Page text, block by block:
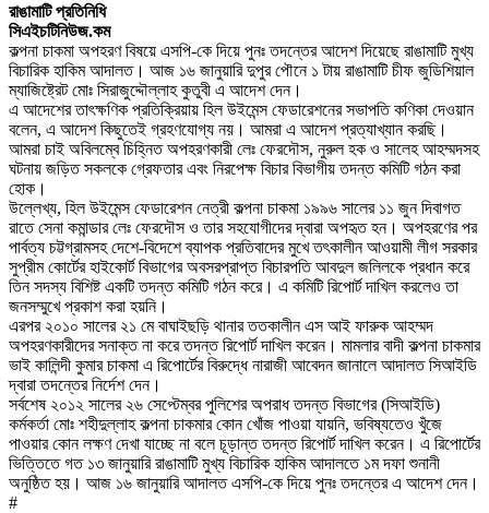
রাঙামাটি প্রতিনিধি
সিএইচটিনিউজ.কম
কল্পনা চাকমা অপহরণ বিষয়ে এসপি-কে দিয়ে পুনঃ তদন্তের আদেশ দিয়েছে রাঙামাটি মুখ্য
বিচারিক হাকিম আদালত। আজ ১৬ জানুয়ারি দুপুর পৌনে ১ টায় রাঙামাটি চীফ জুডিশিয়াল
ম্যাজিষ্ট্রেট মোঃ সিরাজুদ্দৌল্লাহ কুতুবী এ আদেশ দেন।
এ আদেশের তাৎক্ষণিক প্রতিক্রিয়ায় হিল উইমেন্স ফেডারেশনের সভাপতি কণিকা দেওয়ান
বলেন, এ আদেশ কিছুতেই গ্রহণযোগ্য নয়। আমরা এ আদেশ প্রত্যাখ্যান করছি।
আমরা চাই অবিলম্বে চিহ্নিত অপহরণকারী লেঃ ফেরদৌস, নুরুল হক ও সালেহ আহম্মদসহ
ঘটনায় জড়িত সকলকে গ্রেফতার এবং নিরপেক্ষ বিচার বিভাগীয় তদন্ত কমিটি গঠন করা
হোক।
উল্লেখ্য, হিল উইমেন্স ফেডারেশন নেত্রী কল্পনা চাকমা ১৯৯৬ সালের ১১ জুন দিবাগত
রাতে সেনা কমান্ডার লেঃ ফেরদৌস ও তার সহযোগীদের দ্বারা অপহৃত হন। অপহরণের পর
পার্বত্য চট্টগ্রামসহ দেশে-বিদেশে ব্যাপক প্রতিবাদের মুখে তৎকালীন আওয়ামী লীগ সরকার
সুপ্রীম কোর্টের হাইকোর্ট বিভাগের অবসরপ্রাপ্ত বিচারপতি আবদুল জলিলকে প্রধান করে
তিন সদস্য বিশিষ্ট একটি তদন্ত কমিটি গঠন করে। এ কমিটি রিপোর্ট দাখিল করলেও তা
জনসম্মুখে প্রকাশ করা হয়নি।
এরপর ২০১০ সালের ২১ মে বাঘাইছড়ি থানার ততকালীন এস আই ফারুক আহম্মদ
অপহরণকারীদের সনাক্ত না করে তদন্ত রিপোর্ট দাখিল করেন। মামলার বাদী কল্পনা চাকমার
ভাই কালিন্দী কুমার চাকমা এ রিপোর্টের বিরুদ্ধে নারাজী আবেদন জানালে আদালত সিআইডি
দ্বারা তদন্তের নির্দেশ দেন।
সর্বশেষ ২০১২ সালের ২৬ সেপ্টেম্বর পুলিশের অপরাধ তদন্ত বিভাগের (সিআইডি)
কর্মকর্তা মোঃ শহীদুল্লাহ কল্পনা চাকমার কোন খোঁজ পাওয়া যায়নি, ভবিষ্যতেও খুঁজে
পাওয়ার কোন লক্ষণ দেখা যাচ্ছে না বলে চূড়ান্ত তদন্ত রিপোর্ট দাখিল করেন। এ রিপোর্টের
ভিত্তিতে গত ১৩ জানুয়ারি রাঙামাটি মুখ্য বিচারিক হাকিম আদালতে ১ম দফা শুনানী
অনুষ্ঠিত হয়। আজ ১৬ জানুয়ারিআদালত এসপি-কে দিয়ে পুনঃ তদন্তের এ আদেশ দেন।
#